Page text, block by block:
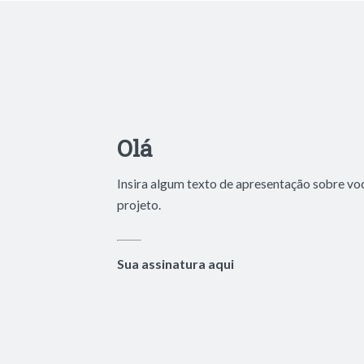
Olá
Insira algum texto de apresentação sobre
projeto.
Sua assinatura aqui